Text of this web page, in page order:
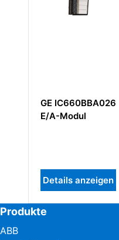
GE IC660BBA026
E/A-Modul
Details anzeigen
Produkte
ABB